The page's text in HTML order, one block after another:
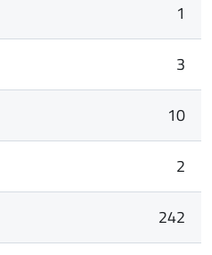
1
3
10
2
242